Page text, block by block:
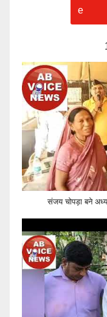
संजय चोपड़ा बने